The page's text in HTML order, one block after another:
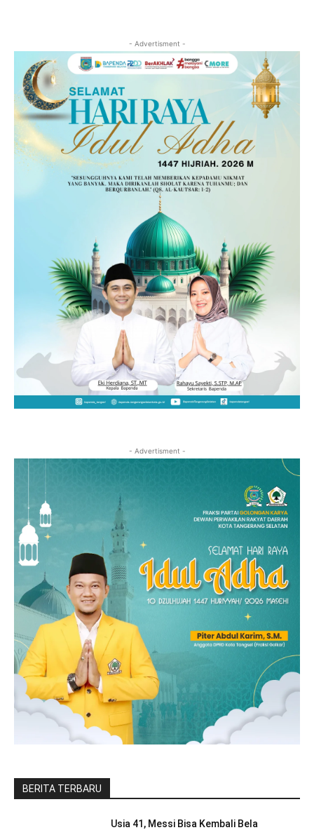
- Advertisment -
- Advertisment -
BERITA TERBARU
Usia 41, Messi Bisa Kembali Bela